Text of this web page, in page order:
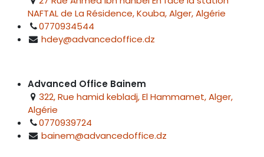
NAFTAL de La Résidence, Kouba, Alger, Algérie
0770934544
hdey@advancedoffice.dz
Advanced Office Bainem
322, Rue hamid kebladj, El Hammamet, Alger,
Algérie
0770939724
bainem@advancedoffice.dz